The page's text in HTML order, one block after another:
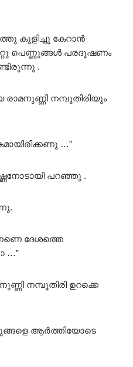
കുളിച്ചു കേറാൻ
പെണ്ണുങ്ങൾ പരദൂഷണം
.
നമ്പൂതിരിയും
…”
പറഞ്ഞു .
ദേശത്തെ
…”
നമ്പൂതിരി ഉറക്കെ
ആർത്തിയോടെ